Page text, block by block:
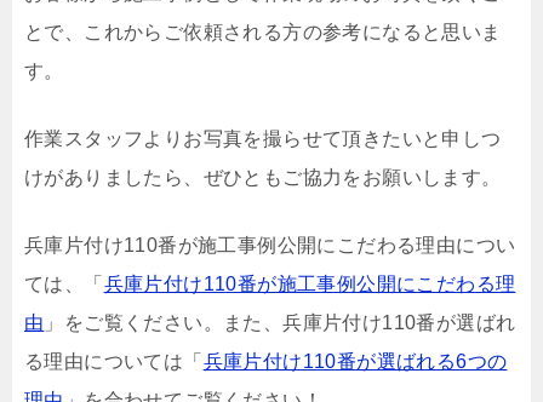
とで、これからご依頼される方の参考になると思いま
す。
作業スタッフよりお写真を撮らせて頂きたいと申しつ
けがありましたら、ぜひともご協力をお願いします。
兵庫片付け110番が施工事例公開にこだわる理由につい
ては、「 兵庫片付け110番が施工事例公開にこだわる理
由 」をご覧ください。また、兵庫片付け110番が選ばれ
る理由については「 兵庫片付け110番が選ばれる6つの